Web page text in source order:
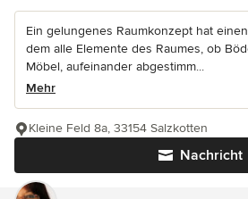
Ein gelungenes Raumkonzept hat
dem alle Elemente des Raumes, ob
Möbel, aufeinander abgestimm...
Mehr
Nachricht
Kleine Feld 8a, 33154 Salzkotten